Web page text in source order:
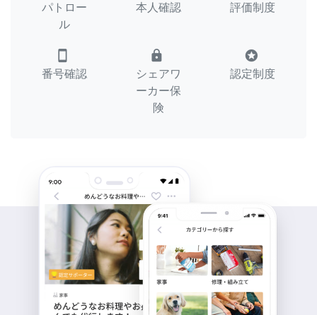
パトロー
ル
本人確認 評価制度
smartphone
番号確認
lock
シェアワ
ーカー保
険
stars
認定制度